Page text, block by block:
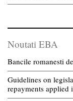
Noutati EBA
Bancile romanesti
Guidelines on
repayments